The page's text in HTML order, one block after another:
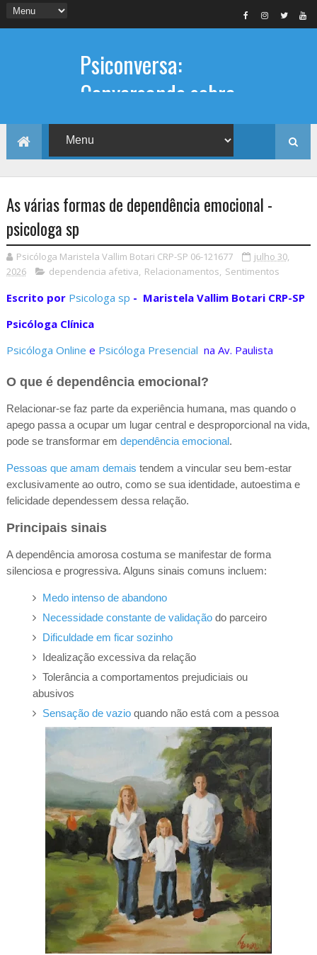
Psiconversa:
Conversando sobre
Psicologia
Informações sobre: Psicóloga,
Psicoterapia, terapia de casal, terapia
individual, Psicóloga online e presencial,
As várias formas de dependência emocional -
psicologa sp
Psicóloga Maristela Vallim Botari CRP-SP 06-121677
julho 30,
2026
dependencia afetiva, Relacionamentos, Sentimentos
Escrito por Psicologa sp - Maristela Vallim Botari CRP-SP
Psicóloga Clínica
Psicóloga Online e Psicóloga Presencial na Av. Paulista
O que é dependência emocional?
Relacionar-se faz parte da experiência humana, mas quando o
apego passa a ocupar um lugar central e desproporcional na vida,
pode se transformar em dependência emocional.
Pessoas que amam demais tendem a vincular seu bem-estar
exclusivamente ao outro, como se sua identidade, autoestima e
felicidade dependessem dessa relação.
Principais sinais
A dependência amorosa costuma se manifestar de forma
silenciosa e progressiva. Alguns sinais comuns incluem:
Medo intenso de abandono
Necessidade constante de validaçãodo parceiro
Dificuldade em ficar sozinho
Idealização excessiva da relação
Tolerância a comportamentos prejudiciais ou
abusivos
Sensação de vazio quando não está com a pessoa